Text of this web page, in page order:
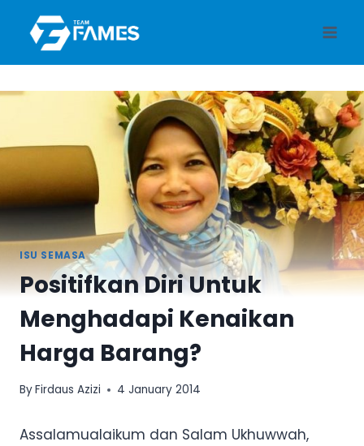
content
ISU SEMASA
Positifkan Diri Untuk
Menghadapi Kenaikan
Harga Barang?
ByFirdaus Azizi 4 January 2014
Assalamualaikum dan Salam Ukhuwwah,